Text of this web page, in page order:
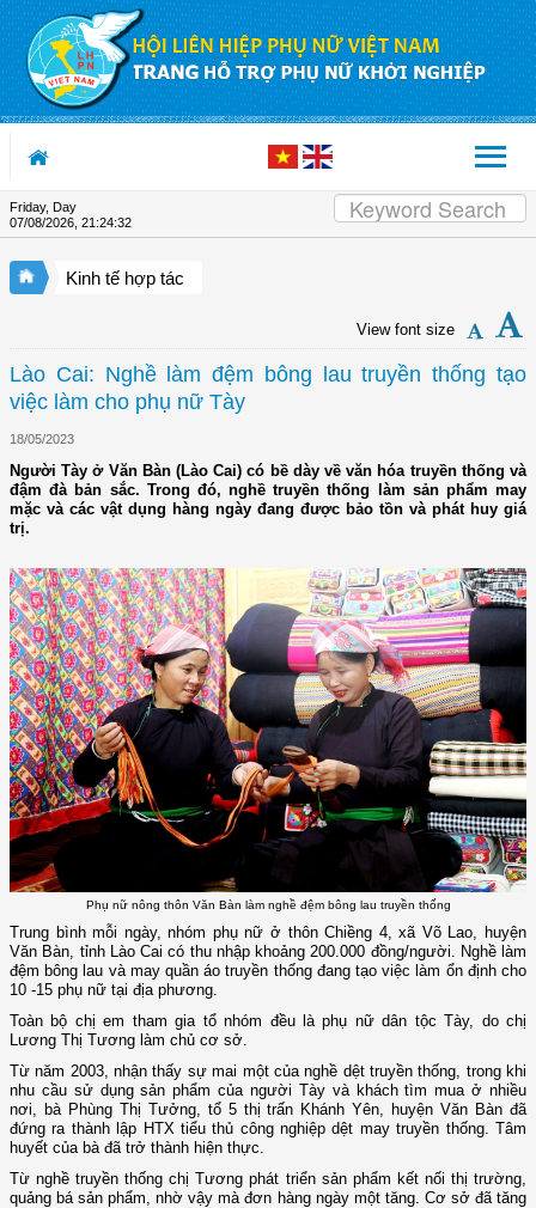
Skip to Content
Friday, Day
07/08/2026 21:24:33
Kinh tế hợp tác
View font size
Lào Cai: Nghề làm đệm bông lau truyền thống tạo
việc làm cho phụ nữ Tày
18/05/2023
Người Tày ở Văn Bàn (Lào Cai) có bề dày về văn hóa truyền thống và
đậm đà bản sắc. Trong đó, nghề truyền thống làm sản phẩm may
mặc và các vật dụng hàng ngày đang được bảo tồn và phát huy giá
trị.
Phụ nữ nông thôn Văn Bàn làm nghề đệm bông lau truyền thống
Trung bình mỗi ngày, nhóm phụ nữ ở thôn Chiềng 4, xã Võ Lao, huyện
Văn Bàn, tỉnh Lào Cai có thu nhập khoảng 200.000 đồng/người. Nghề làm
đệm bông lau và may quần áo truyền thống đang tạo việc làm ổn định cho
10 -15 phụ nữ tại địa phương.
Toàn bộ chị em tham gia tổ nhóm đều là phụ nữ dân tộc Tày, do chị
Lương Thị Tương làm chủ cơ sở.
Từ năm 2003, nhận thấy sự mai một của nghề dệt truyền thống, trong khi
nhu cầu sử dụng sản phẩm của người Tày và khách tìm mua ở nhiều
nơi, bà Phùng Thị Tưởng, tổ 5 thị trấn Khánh Yên, huyện Văn Bàn đã
đứng ra thành lập HTX tiểu thủ công nghiệp dệt may truyền thống. Tâm
huyết của bà đã trở thành hiện thực.
Từ nghề truyền thống chị Tương phát triển sản phẩm kết nối thị trường,
quảng bá sản phẩm, nhờ vậy mà đơn hàng ngày một tăng. Cơ sở đã tăng